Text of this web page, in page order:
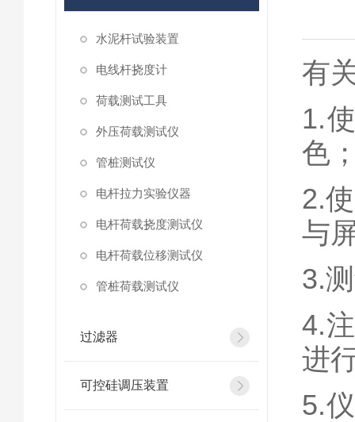
水泥杆试验装置
电线杆挠度计
荷载测试工具
外压荷载测试仪
管桩测试仪
电杆拉力实验仪器
电杆荷载挠度测试仪
电杆荷载位移测试仪
管桩荷载测试仪
过滤器
可控硅调压装置
有
1.
色
2.
与
3.
4.
进
5.